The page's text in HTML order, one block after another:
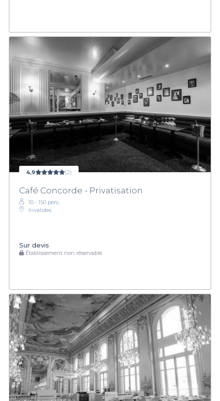
4,9 (2)
Café Concorde - Privatisation
10 - 150 pers.
Invalides
Sur devis
Établissement non réservable